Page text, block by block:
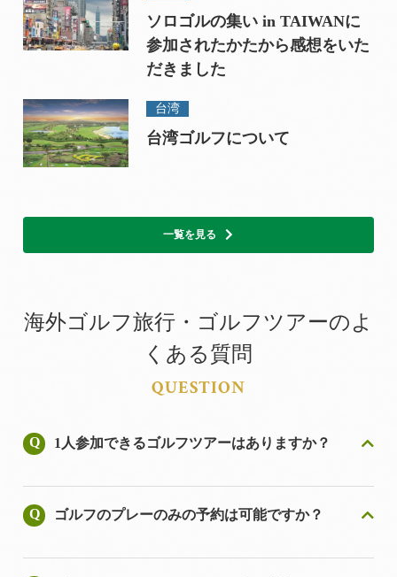
ソロゴルの集い in TAIWANに
参加されたかたから感想をいた
だきました
台湾
台湾ゴルフについて
一覧を見る
海外ゴルフ旅行・ゴルフツアーのよ
くある質問
QUESTION
1人参加できるゴルフツアーはありますか？
ゴルフのプレーのみの予約は可能ですか？